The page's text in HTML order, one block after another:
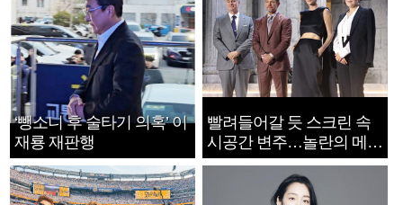
‘뺑소니 후 술타기 의혹’ 이
재룡 재판행
빨려들어갈 듯 스크린 속
시공간 변주…놀란의 메시
지는 ‘전쟁 속죄’